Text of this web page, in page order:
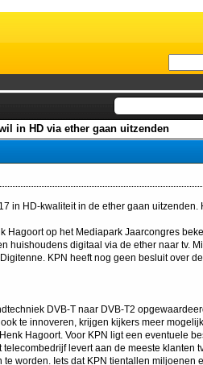
in HD via ether gaan uitzenden
in HD-kwaliteit in de ether gaan uitzenden.
Hagoort op het Mediapark Jaarcongres
huishoudens digitaal via de ether naar tv.
KPN heeft nog geen besluit over
DVB-T naar DVB-T2
te innoveren, krijgen kijkers meer
Hagoort. Voor KPN ligt een eventuele
levert aan de meeste klanten
worden. Iets dat KPN tientallen miljoenen